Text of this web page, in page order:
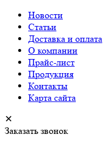
Новости
Статьи
Доставка и оплата
О компании
Прайс-лист
Продукция
Контакты
Карта сайта
✕
Заказать звонок